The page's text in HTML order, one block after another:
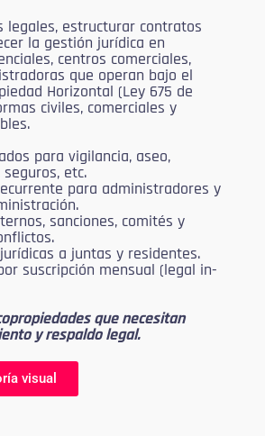
legales, estructurar contratos
la gestión jurídica en
centros comerciales,
que operan bajo el
Horizontal (Ley 675 de
civiles, comerciales y
para vigilancia, aseo,
etc.
para administradores y
sanciones, comités y
a juntas y residentes.
suscripción mensual (legal in-
que necesitan
y respaldo legal.
visual